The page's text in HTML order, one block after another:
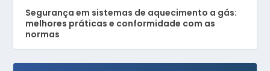
Segurança em sistemas de aquecimento a gás:
melhores práticas e conformidade com as
normas